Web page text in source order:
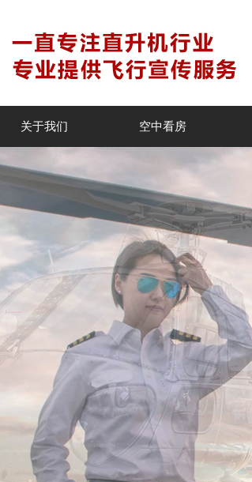
关于我们 空中看房